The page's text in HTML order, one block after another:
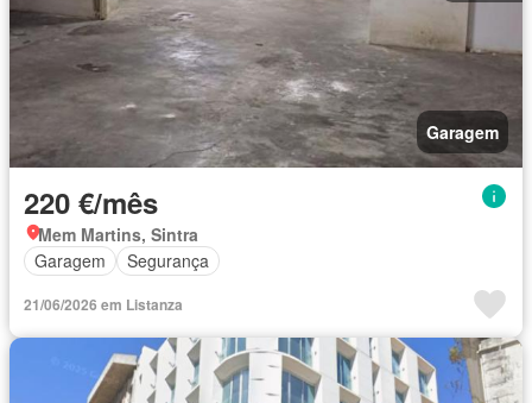
Garagem
220 €/mês
Mem Martins, Sintra
Garagem
Segurança
21/06/2026 em Listanza